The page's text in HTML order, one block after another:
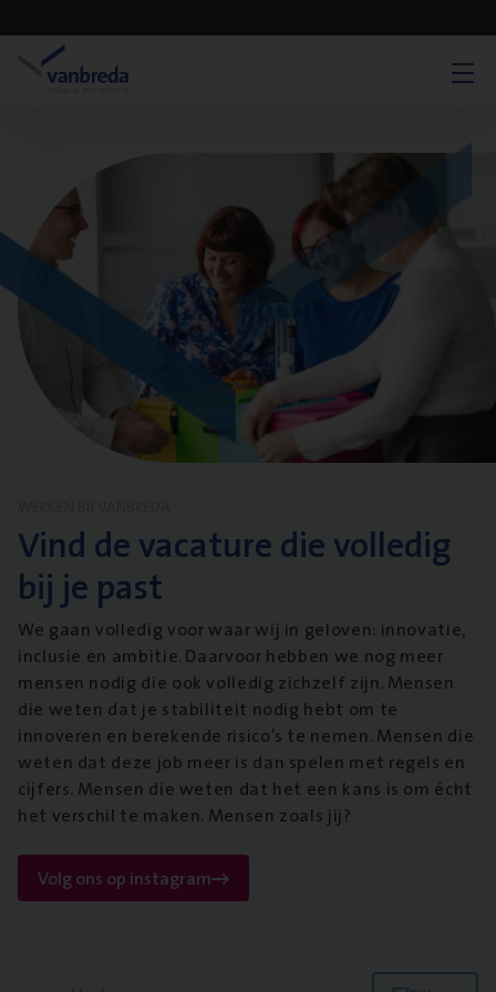
Vind de vacature die volledig
bij je past
We gaan volledig voor waar wij in geloven: innovatie,
inclusie en ambitie. Daarvoor hebben we nog meer
mensen nodig die ook volledig zichzelf zijn. Mensen
die weten dat je stabiliteit nodig hebt om te
innoveren en berekende risico’s te nemen. Mensen die
weten dat deze job meer is dan spelen met regels en
cijfers. Mensen die weten dat het een kans is om écht
het verschil te maken. Mensen zoals jij?
Volg ons op instagram